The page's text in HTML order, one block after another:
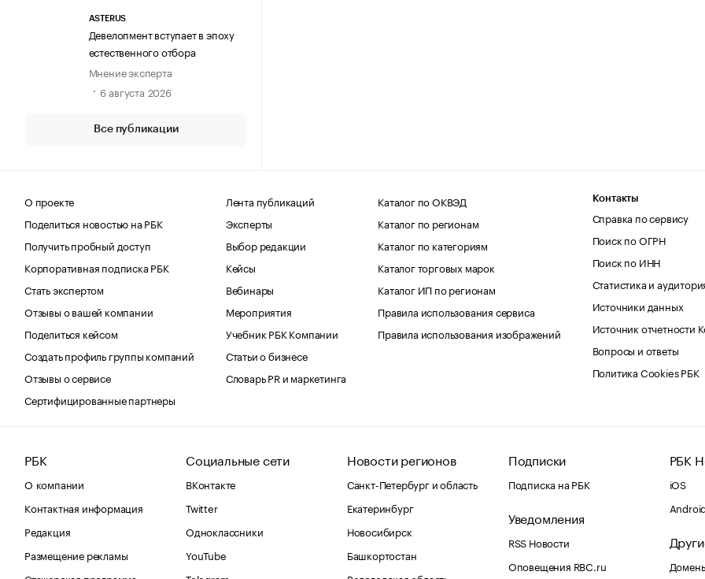
ASTERUS
Девелопмент вступает в эпоху
естественного отбора
Мнение эксперта
6 августа 2026
Все публикации
О проекте
Поделиться новостью на РБК
Получить пробный доступ
Корпоративная подписка РБК
Стать экспертом
Отзывы о вашей компании
Поделиться кейсом
Создать профиль группы компаний
Отзывы о сервисе
Сертифицированные партнеры
Лента публикаций
Эксперты
Выбор редакции
Кейсы
Вебинары
Мероприятия
Учебник РБК Компании
Статьи о бизнесе
Словарь PR и маркетинга
Каталог по ОКВЭД
Каталог по регионам
Каталог по категориям
Каталог торговых марок
Каталог ИП по регионам
Правила использования сервиса
Правила использования изображений
Контакты
Справка по сервису
Поиск по ОГРН
Поиск по ИНН
Статистика и
Источники данных
Источник отчетности
Вопросы и ответы
Политика Cookies РБК
РБК
О компании
Контактная информация
Редакция
Размещение рекламы
Социальные сети
ВКонтакте
Twitter
Одноклассники
YouTube
Новости регионов
Санкт-Петербург и область
Екатеринбург
Новосибирск
Башкортостан
Подписки
Подписка на РБК
Уведомления
RSS Новости
Оповещения RBC.ru
РБК
iOS